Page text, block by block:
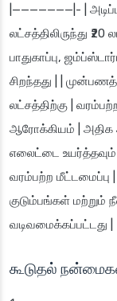
|———————|- |
லட்சத்திலிருந்து
பாதுகாப்பு,
சிறந்தது | |
லட்சத்திற்கு |
ஆரோக்கியம் | அதிக
எலைட்டை உயர்த்தவும்
வரம்பற்ற மீட்டமைப்பு
குடும்பங்கள் மற்றும்
வடிவமைக்கப்பட்டது |
கூடுதல்